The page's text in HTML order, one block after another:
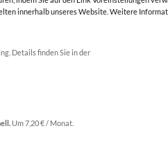
innerhalb unseres Website. Weitere
Details finden Sie in der
Um 7,20 € / Monat.